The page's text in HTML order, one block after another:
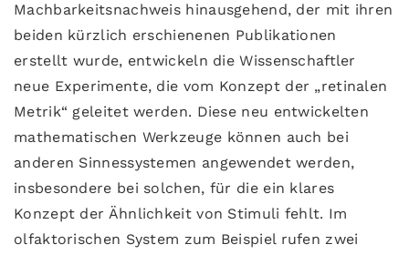
Machbarkeitsnachweis hinausgehend, der mit ihren
beiden kürzlich erschienenen Publikationen
erstellt wurde, entwickeln die Wissenschaftler
neue Experimente, die vom Konzept der „retinalen
Metrik“ geleitet werden. Diese neu entwickelten
mathematischen Werkzeuge können auch bei
anderen Sinnessystemen angewendet werden,
insbesondere bei solchen, für die ein klares
Konzept der Ähnlichkeit von Stimuli fehlt. Im
olfaktorischen System zum Beispiel rufen zwei